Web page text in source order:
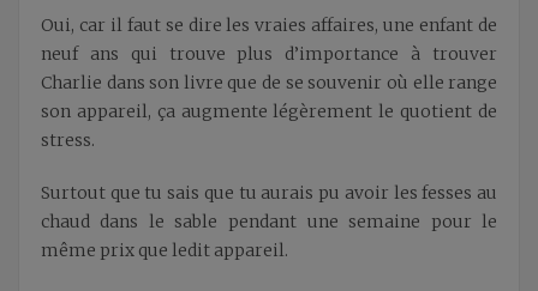
Oui, car il faut se dire les vraies affaires, une enfant de
neuf ans qui trouve plus d’importance à trouver
Charlie dans son livre que de se souvenir où elle range
son appareil, ça augmente légèrement le quotient de
stress.
Surtout que tu sais que tu aurais pu avoir les fesses au
chaud dans le sable pendant une semaine pour le
même prix que ledit appareil.